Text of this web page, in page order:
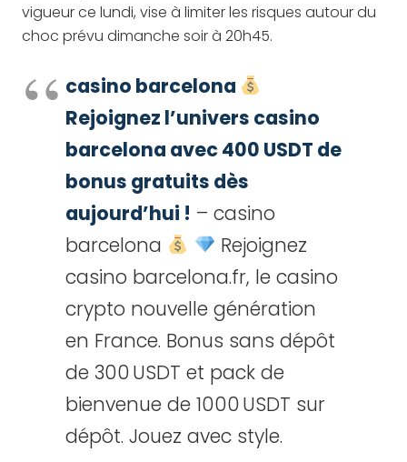
vigueur ce lundi, vise à limiter les risques autour du
choc prévu dimanche soir à 20h45.
casino barcelona
Rejoignez l’univers casino
barcelona avec 400 USDT de
bonus gratuits dès
aujourd’hui ! – casino
barcelona
Rejoignez
casino barcelona.fr, le casino
crypto nouvelle génération
en France. Bonus sans dépôt
de 300 USDT et pack de
bienvenue de 1000 USDT sur
dépôt. Jouez avec style.